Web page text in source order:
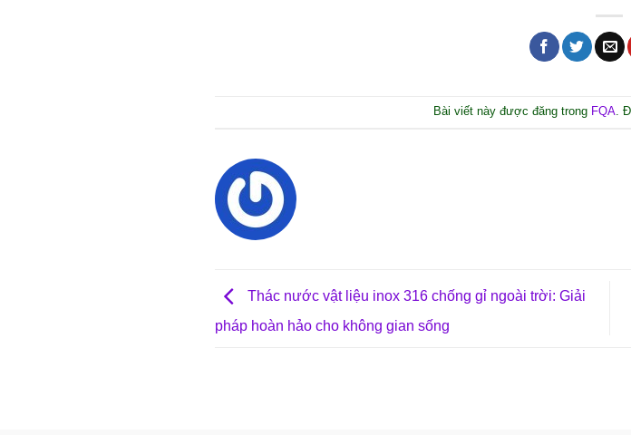
Bài viết này được đăng trong FQA.
Thác nước vật liệu inox 316 chống gỉ ngoài trời: Giải
pháp hoàn hảo cho không gian sống